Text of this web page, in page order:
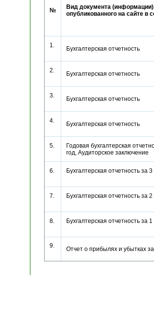
№
Вид документа
опубликованного на сайте в
1. Бухгалтерская отчетность
2. Бухгалтерская отчетность
3. Бухгалтерская отчетность
4. Бухгалтерская отчетность
5.
Годовая бухгалтерская
год, Аудиторское заключение
6. Бухгалтерская отчетность за
7. Бухгалтерская отчетность за
8. Бухгалтерская отчетность за
9. Отчет о прибылях и убытках